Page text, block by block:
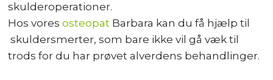
skulderoperationer. ​
Hos voresosteopat Barbara kan du få hjælp til
skuldersmerter, som bare ikke vil gå væk til
trods for du har prøvet alverdens behandlinger.